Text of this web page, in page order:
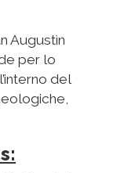
Augustìn
per lo
del